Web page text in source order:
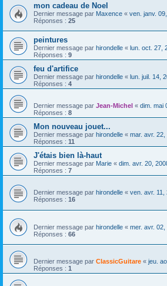
mon cadeau de Noel
Dernier message par Maxence « ven. janv.
Réponses : 25
peintures
Dernier message par hirondelle « lun. oct. 27,
Réponses : 9
feu d'artifice
Dernier message par hirondelle « lun. juil. 14,
Réponses : 4
Dernier message par Jean-Michel « dim. mai
Réponses : 8
Mon nouveau jouet...
Dernier message par hirondelle « mar. avr. 22,
Réponses : 11
J'étais bien là-haut
Dernier message par Marie « dim. avr. 20,
Réponses : 7
Dernier message par hirondelle « ven. avr. 11,
Réponses : 16
Dernier message par hirondelle « mer. avr.
Réponses : 66
Dernier message par ClassicGuitare « jeu.
Réponses : 1